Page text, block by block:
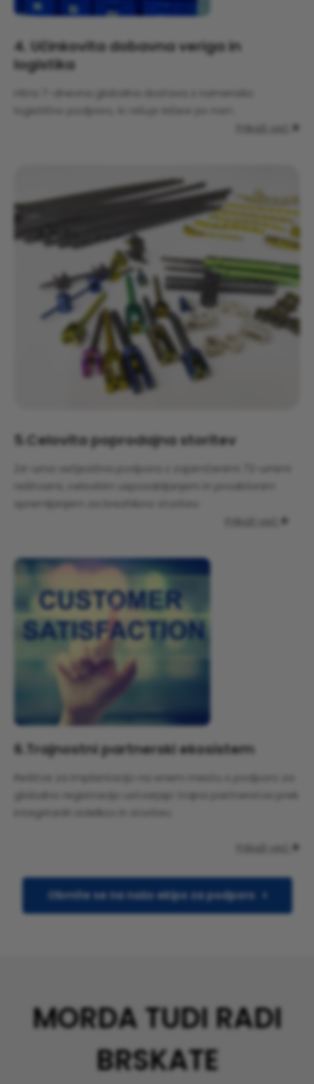
4. Učinkovita dobavna veriga in
logistika
5.Celovita poprodajna storitev
rešitvami, celovitim usposabljanjem in proaktivnim
Prikaži več
6. Trajnostni partnerski ekosistem
globalno registracijo ustvarjajo trajna partnerstva prek
Prikaži več
Obrnite se na našo ekipo za podporo
MORDA TUDI RADI
BRSKATE